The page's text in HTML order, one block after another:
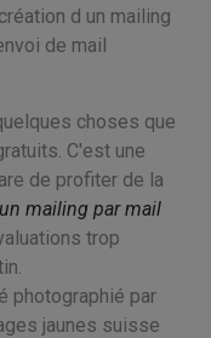
d un mailing
de mail
choses que
C'est une
de profiter de la
mailing par mail
trop
photographié par
jaunes suisse